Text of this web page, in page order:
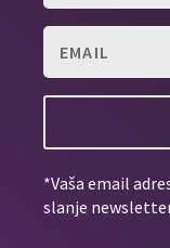
*Vaša email
slanje